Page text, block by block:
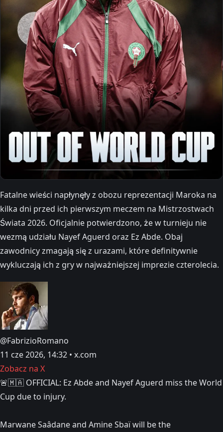
Fatalne wieści napłynęły z obozu reprezentacji Maroka na
kilka dni przed ich pierwszym meczem na Mistrzostwach
Świata 2026. Oficjalnie potwierdzono, że w turnieju nie
wezmą udziału Nayef Aguerd oraz Ez Abde. Obaj
zawodnicy zmagają się z urazami, które definitywnie
wykluczają ich z gry w najważniejszej imprezie czterolecia.
@FabrizioRomano
11 cze 2026, 14:32 • x.com
Zobacz na X
🚨🇲🇦 OFFICIAL: Ez Abde and Nayef Aguerd miss the World
Cup due to injury.
Marwane Saâdane and Amine Sbaï will be the